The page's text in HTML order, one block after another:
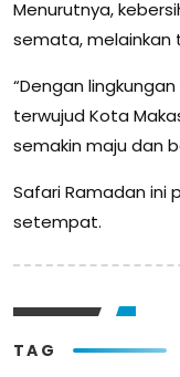
Menurutnya,
semata, melainkan
“Dengan
terwujud Kota
semakin maju dan
Safari Ramadan ini
setempat.
TAG